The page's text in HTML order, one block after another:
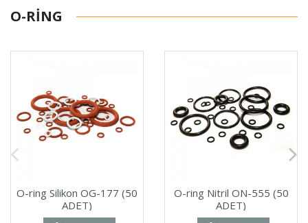
O-RING
O-ring Silikon OG-177 (50
ADET)
O-ring Nitril ON-555 (50
ADET)